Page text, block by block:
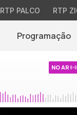
RTP PALCO RTP
Programação
NO AR